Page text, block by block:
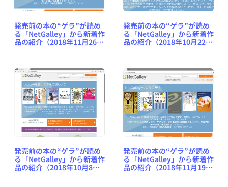
発売前の本の“ゲラ”が読め
る「NetGalley」から新着作
品の紹介（2018年11月26日
発売前の本の“ゲラ”が読め
る「NetGalley」から新着作
品の紹介（2018年10月22日
発売前の本の“ゲラ”が読め
る「NetGalley」から新着作
品の紹介（2018年10月8日
発売前の本の“ゲラ”が読め
る「NetGalley」から新着作
品の紹介（2018年11月19日